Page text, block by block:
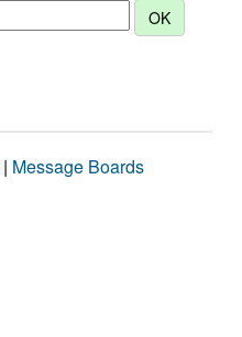
| Message Boards